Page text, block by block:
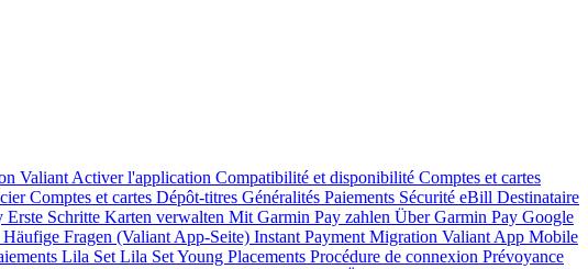
Valiant Activer l'application Compatibilité et disponibilité Comptes et cartes
Comptes et cartes Dépôt-titres Généralités Paiements Sécurité eBill Destinataire
Erste Schritte Karten verwalten Mit Garmin Pay zahlen Über Garmin Pay Google
Häufige Fragen (Valiant App-Seite) Instant Payment Migration Valiant App Mobile
Lila Set Lila Set Young Placements Procédure de connexion Prévoyance